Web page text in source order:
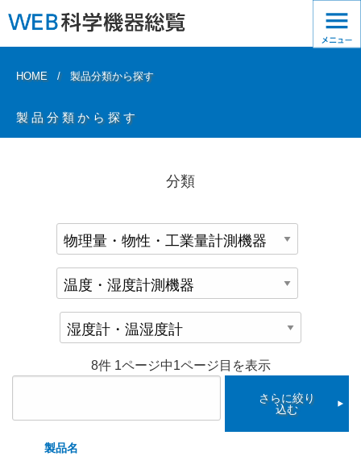
HOME 製品分類から探す
製品分類から探す
分類
8件 1ページ中1ページ目を表示
さらに絞り
込む
製品名